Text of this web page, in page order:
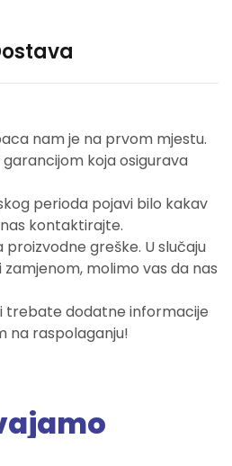
nam je na prvom mjestu.
garancijom koja osigurava
perioda pojavi bilo kakav
kontaktirajte.
greške. U slučaju
molimo vas da nas
trebate dodatne informacije
na raspolaganju!